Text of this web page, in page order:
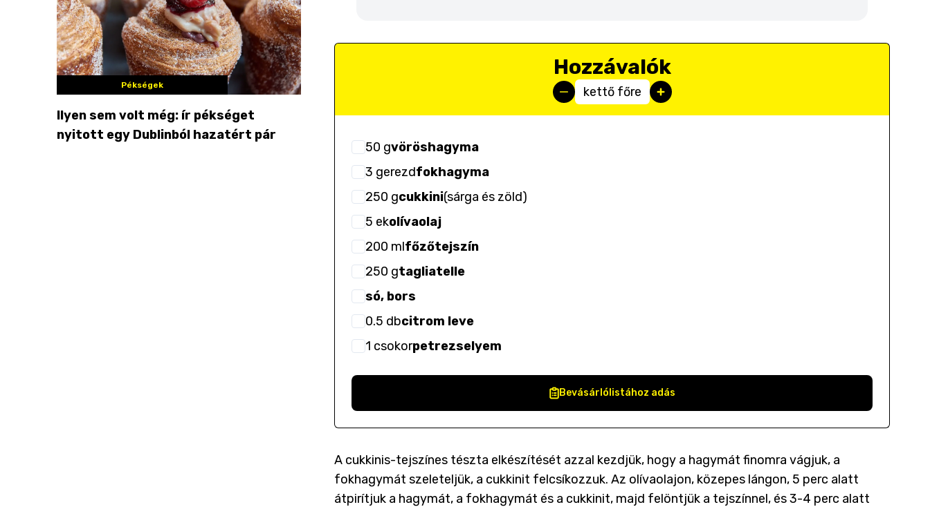
Pékségek
Ilyen sem volt még: ír pékséget
nyitott egy Dublinból hazatért pár
Hozzávalók
kettő főre
50 gvöröshagyma
3 gerezdfokhagyma
250 gcukkini(sárga és zöld)
5 ekolívaolaj
200 mlfőzőtejszín
250 gtagliatelle
só, bors
0.5 dbcitrom leve
1 csokorpetrezselyem
Bevásárlólistához adás
A cukkinis-tejszínes tészta elkészítését azzal kezdjük, hogy a hagymát finomra vágjuk, a
fokhagymát szeleteljük, a cukkinit felcsíkozzuk. Az olívaolajon, közepes lángon, 5 perc alatt
átpirítjuk a hagymát, a fokhagymát és a cukkinit, majd felöntjük a tejszínnel, és 3-4 perc alatt